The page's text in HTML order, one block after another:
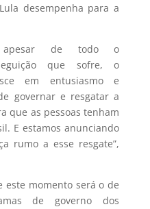
desempenha para a
apesar de todo o
que sofre, o
em entusiasmo e
governar e resgatar a
que as pessoas tenham
E estamos anunciando
rumo a esse resgate”,
este momento será o de
de governo dos